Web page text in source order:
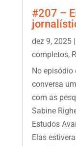
#207 –
dez 9, 2025|
completos,
No episódio
conversa
com as
Sabine
Estudos
Elas